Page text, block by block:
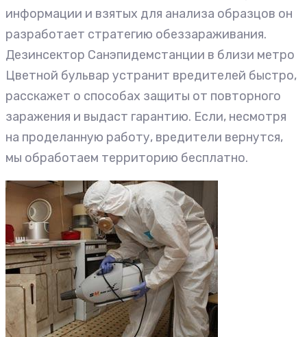
информации и взятых для анализа образцов он
разработает стратегию обеззараживания.
Дезинсектор Санэпидемстанции в близи метро
Цветной бульвар устранит вредителей быстро,
расскажет о способах защиты от повторного
заражения и выдаст гарантию. Если, несмотря
на проделанную работу, вредители вернутся,
мы обработаем территорию бесплатно.